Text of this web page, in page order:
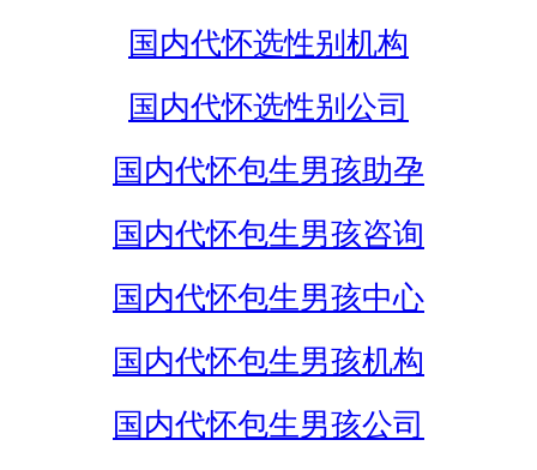
国内代怀选性别机构
国内代怀选性别公司
国内代怀包生男孩助孕
国内代怀包生男孩咨询
国内代怀包生男孩中心
国内代怀包生男孩机构
国内代怀包生男孩公司